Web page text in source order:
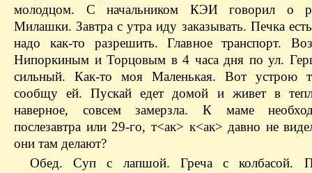
молодцом. С начальником КЭИ говорил о
Милашки. Завтра с утра иду заказывать. Печка
надо как-то разрешить. Главное транспорт.
Нипоркиным и Торцовым в 4 часа дня по ул.
сильный. Как-то моя Маленькая. Вот устрою
сообщу ей. Пускай едет домой и живет в
наверное, совсем замерзла. К маме
послезавтра или 29-го, т<ак> к<ак> давно не
они там делают?
Обед. Суп с лапшой. Греча с колбасой.